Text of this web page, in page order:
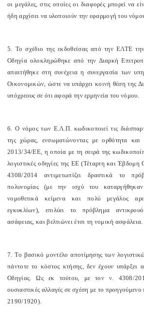
οι μεγάλες, στις οποίες οι διαφορές μπορεί να
ήδη αρχίσει να υλοποιούν την εφαρμογή του
5. Το σχέδιο της εκδοθείσας από την ΕΛΤΕ
Οδηγία ολοκληρώθηκε από την Διαρκή
απαιτήθηκε στη συνέχεια η συνεργασία των
Οικονομικών, ώστε να υπάρχει κοινή θέση της
υπόχρεους σε ότι αφορά την ερμηνεία του νόμου.
6. Ο νόμος των Ε.Λ.Π. κωδικοποιεί τις
της χώρας, ενσωματώνοντας με ορθότητα και
2013/34/ΕΕ, η οποία με τη σειρά της
λογιστικές οδηγίες της ΕΕ (Τέταρτη και
4308/2014 αντιμετωπίζει δραστικά το
πολυνομίας (με την ισχύ του
νομοθετικά κείμενα και πολύ μεγάλος
εγκυκλίων), επιλύει το πρόβλημα
ασάφειας, και βελτιώνει έτσι τη νομική ασφάλεια.
7. Το βασικό μοντέλο αποτίμησης των
πάντοτε το κόστος κτήσης, δεν έχουν υπάρξει
Οδηγίας. Ως εκ τούτου, με τον ν. 4308/
ουσιαστικές αλλαγές σε σχέση με το
2190/1920).